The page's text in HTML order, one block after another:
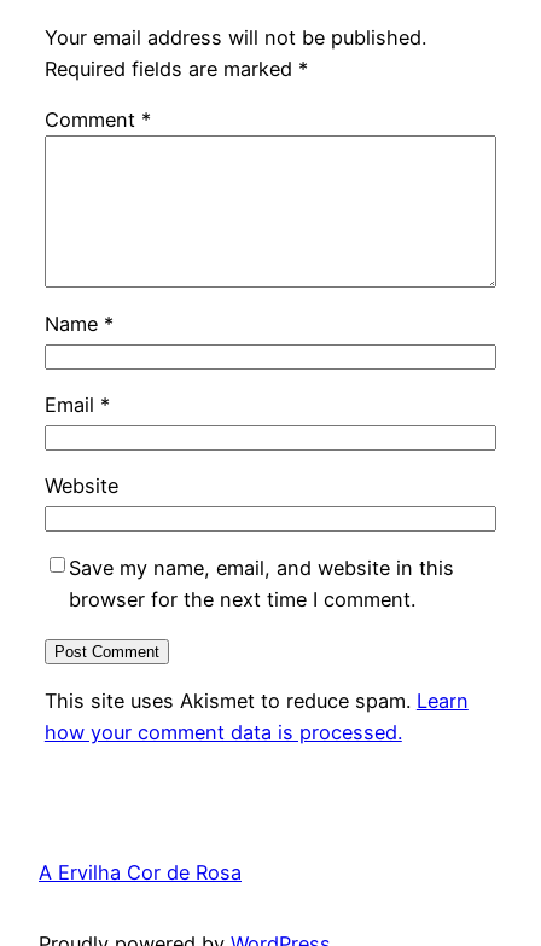
Your email address will not be published.
Required fields are marked *
Comment *
Name *
Email *
Website
Save my name, email, and website in this
browser for the next time I comment.
This site uses Akismet to reduce spam. Learn
how your comment data is processed.
A Ervilha Cor de Rosa